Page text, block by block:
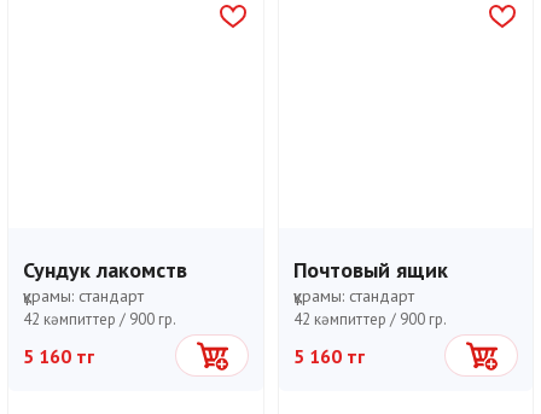
Сундук лакомств
құрамы: стандарт
42 кәмпиттер / 900 гр.
5 160 тг Себетке
Почтовый ящик
құрамы: стандарт
42 кәмпиттер / 900 гр.
5 160 тг Себетке